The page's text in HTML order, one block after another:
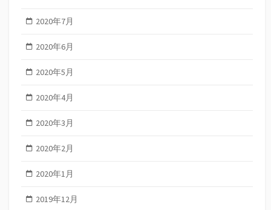
2020年7月
2020年6月
2020年5月
2020年4月
2020年3月
2020年2月
2020年1月
2019年12月